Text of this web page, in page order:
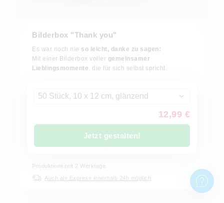
Bilderbox "Thank you"
Es war noch nie so leicht, danke zu sagen:
Mit einer Bilderbox voller gemeinsamer
Lieblingsmomente, die für sich selbst spricht.
50 Stück, 10 x 12 cm, glänzend
12,99 €
Jetzt gestalten!
Produktionszeit 2 Werktage
Auch als Express innerhalb 24h möglich